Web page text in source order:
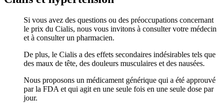
Si vous avez des questions ou des préoccupations concernant
le prix du Cialis, nous vous invitons à consulter votre médecin
et à consulter un pharmacien.
De plus, le Cialis a des effets secondaires indésirables tels que
des maux de tête, des douleurs musculaires et des nausées.
Nous proposons un médicament générique qui a été approuvé
par la FDA et qui agit en une seule fois en une seule dose par
jour.